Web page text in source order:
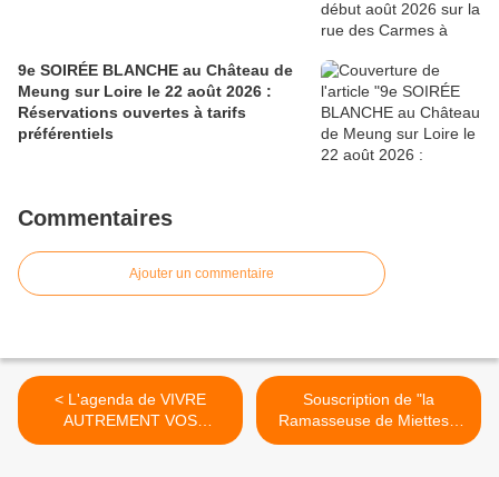
9e SOIRÉE BLANCHE au Château de
Meung sur Loire le 22 août 2026 :
Réservations ouvertes à tarifs
préférentiels
Commentaires
Ajouter un commentaire
< L'agenda de VIVRE
AUTREMENT VOS
LOISIRS en REGION
Souscription de "la
Ramasseuse de Miettes",
nouveau livre de Claude